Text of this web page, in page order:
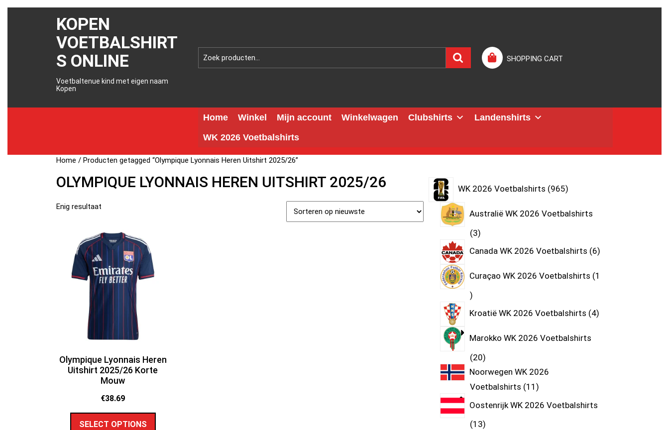
KOPEN
VOETBALSHIRT
S ONLINE
Voetbaltenue kind met eigen naam
Kopen
SHOPPING CART
Home Winkel Mijn account Winkelwagen Clubshirts
Landenshirts
WK 2026 Voetbalshirts
Home / Producten getagged “Olympique Lyonnais Heren Uitshirt 2025/26”
OLYMPIQUE LYONNAIS HEREN UITSHIRT 2025/26
Enig resultaat
Olympique Lyonnais Heren
Uitshirt 2025/26 Korte
Mouw
€38.69
SELECT OPTIONS
WK 2026 Voetbalshirts 965
Australië WK 2026 Voetbalshirts
3
Canada WK 2026 Voetbalshirts 6
Curaçao WK 2026 Voetbalshirts 1
Kroatië WK 2026 Voetbalshirts 4
Marokko WK 2026 Voetbalshirts
20
Noorwegen WK 2026
Voetbalshirts 11
Oostenrijk WK 2026 Voetbalshirts
13